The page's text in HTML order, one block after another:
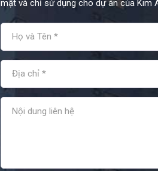
mật và chỉ sử dụng cho dự án của Kim